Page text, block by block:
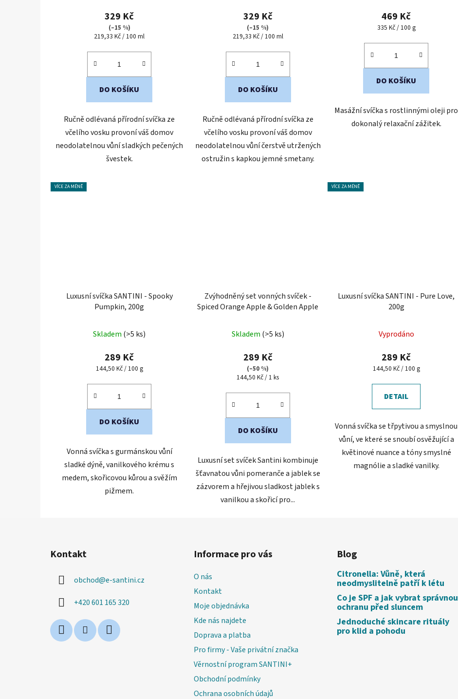
329 Kč
(–15 %)
Měrná
219,33 Kč / 100 ml
DO KOŠÍKU
Ručně odlévaná přírodní svíčka ze
včelího vosku provoní váš domov
neodolatelnou vůní sladkých pečených
švestek.
329 Kč
(–15 %)
Měrná
219,33 Kč / 100 ml
DO KOŠÍKU
Ručně odlévaná přírodní svíčka ze
včelího vosku provoní váš domov
neodolatelnou vůní čerstvě utržených
ostružin s kapkou jemné smetany.
469 Kč
Měrná
335 Kč / 100 g
DO KOŠÍKU
Masážní svíčka s rostlinnými oleji pro
dokonalý relaxační zážitek.
VÍCE ZA MÉNĚ
Luxusní svíčka SANTINI - Spooky
Pumpkin, 200g
Skladem (>5 ks)
289 Kč
Měrná
144,50 Kč / 100 g
DO KOŠÍKU
Vonná svíčka s gurmánskou vůní
sladké dýně, vanilkového krému s
medem, skořicovou kůrou a svěžím
pižmem.
Zvýhodněný set vonných svíček -
Spiced Orange Apple & Golden Apple
Skladem (>5 ks)
289 Kč
(–50 %)
Měrná
144,50 Kč / 1 ks
DO KOŠÍKU
Luxusní set svíček Santini kombinuje
šťavnatou vůni pomeranče a jablek se
zázvorem a hřejivou sladkost jablek s
vanilkou a skořicí pro...
VÍCE ZA MÉNĚ
Luxusní svíčka SANTINI - Pure Love,
200g
Vyprodáno
289 Kč
Měrná
144,50 Kč / 100 g
DETAIL
Vonná svíčka se třpytivou a smyslnou
vůní, ve které se snoubí osvěžující a
květinové nuance a tóny smyslné
magnólie a sladké vanilky.
Kontakt
obchod@e-santini.cz
+420 601 165 320
Informace pro vás
O nás
Kontakt
Moje objednávka
Kde nás najdete
Doprava a platba
Pro firmy - Vaše privátní značka
Věrnostní program SANTINI+
Obchodní podmínky
Ochrana osobních údajů
Blog
Citronella: Vůně, která
neodmyslitelně patří k létu
Co je SPF a jak vybrat správnou
ochranu před sluncem
Jednoduché skincare rituály
pro klid a pohodu